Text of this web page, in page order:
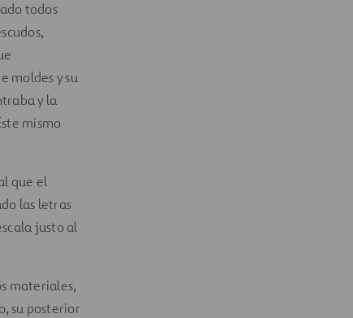
todos
moldes y su
y la
mismo
que el
las letras
justo al
materiales,
su posterior